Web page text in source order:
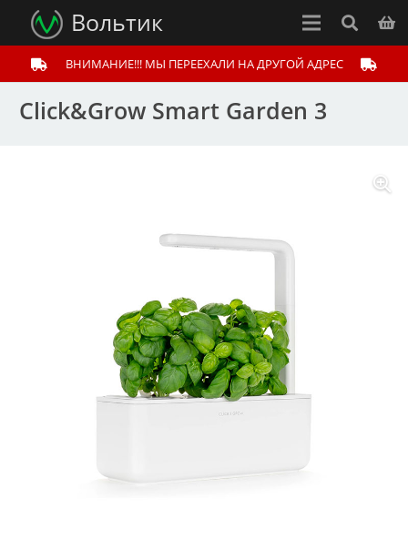
Вольтик
ВНИМАНИЕ!!! МЫ ПЕРЕЕХАЛИ НА ДРУГОЙ АДРЕС
Click&Grow Smart Garden 3